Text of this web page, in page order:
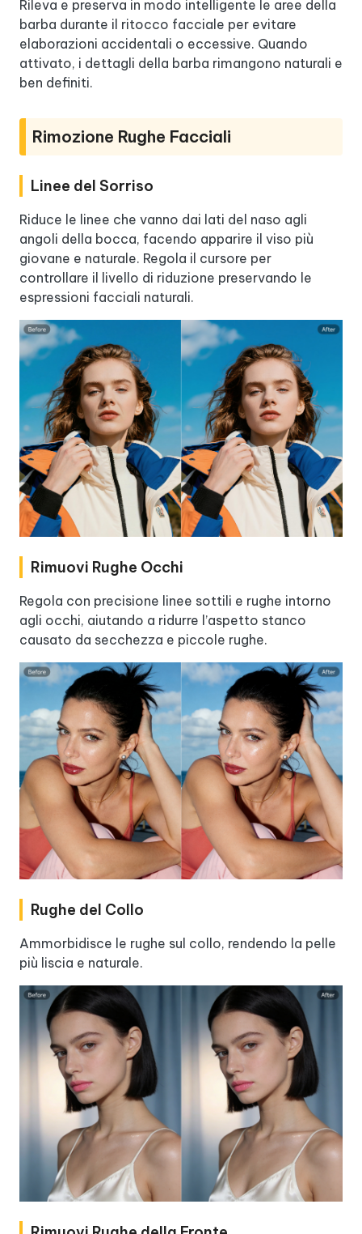
Rileva e preserva in modo intelligente le aree della
barba durante il ritocco facciale per evitare
elaborazioni accidentali o eccessive. Quando
attivato, i dettagli della barba rimangono naturali e
ben definiti.
Rimozione Rughe Facciali
Linee del Sorriso
Riduce le linee che vanno dai lati del naso agli
angoli della bocca, facendo apparire il viso più
giovane e naturale. Regola il cursore per
controllare il livello di riduzione preservando le
espressioni facciali naturali.
Rimuovi Rughe Occhi
Regola con precisione linee sottili e rughe intorno
agli occhi, aiutando a ridurre l’aspetto stanco
causato da secchezza e piccole rughe.
Rughe del Collo
Ammorbidisce le rughe sul collo, rendendo la pelle
più liscia e naturale.